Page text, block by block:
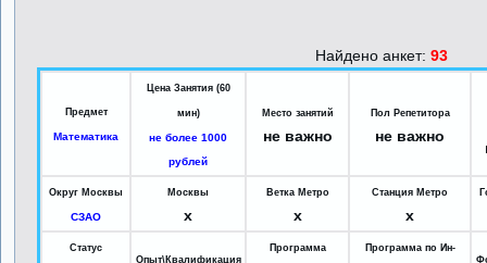
Найдено анкет: 93
Предмет
Математика
Цена Занятия (60
мин)
не более 1000
рублей
Место занятий
не важно
Пол Репетитора
не важно
Округ Москвы
СЗАО
Москвы
x
Ветка Метро
x
Станция Метро
x
Статус
Опыт\Квалификация
Программа Программа по Ин-